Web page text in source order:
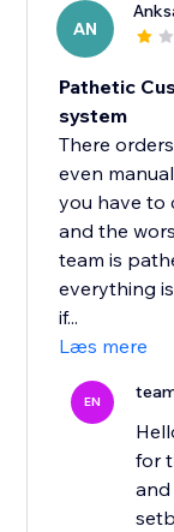
AN
Pathetic
system
There
even
you have to
and the
team is
everything
if...
Læs mere
EN
for